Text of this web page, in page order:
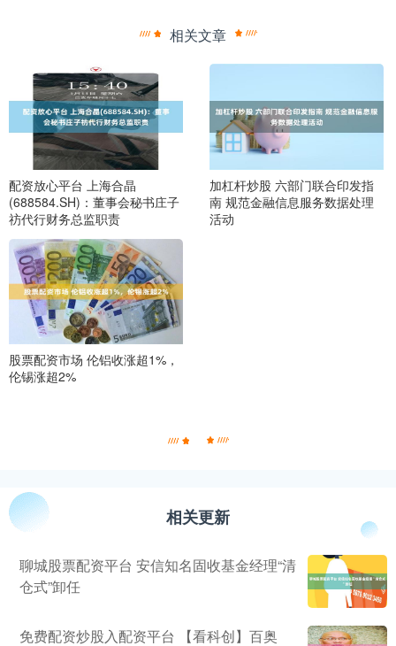
相关文章
配资放心平台 上海合晶
(688584.SH)：董事会秘书庄子
祊代行财务总监职责
加杠杆炒股 六部门联合印发指
南 规范金融信息服务数据处理
活动
股票配资市场 伦铝收涨超1%，
伦锡涨超2%
相关更新
聊城股票配资平台 安信知名固收基金经理“清
仓式”卸任
免费配资炒股入配资平台 【看科创】百奥